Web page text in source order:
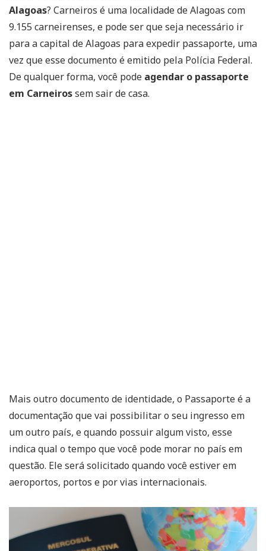
Alagoas? Carneiros é uma localidade de Alagoas com
9.155 carneirenses, e pode ser que seja necessário ir
para a capital de Alagoas para expedir passaporte, uma
vez que esse documento é emitido pela Polícia Federal.
De qualquer forma, você pode agendar o passaporte
em Carneirossem sair de casa.
Mais outro documento de identidade, o Passaporte é a
documentação que vai possibilitar o seu ingresso em
um outro país, e quando possuir algum visto, esse
indica qual o tempo que você pode morar no país em
questão. Ele será solicitado quando você estiver em
aeroportos, portos e por vias internacionais.